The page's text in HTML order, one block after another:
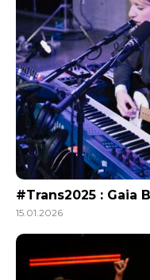
#Trans2025 : Gaia
15.01.2026